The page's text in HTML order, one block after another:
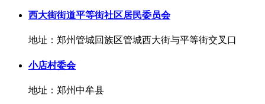
西大街街道平等街社区居民委员会
地址：郑州管城回族区管城西大街与平等街交叉口
小店村委会
地址：郑州中牟县